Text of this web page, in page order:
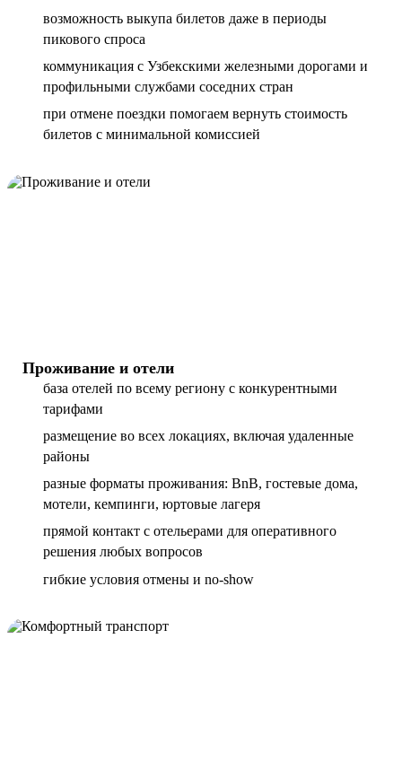
возможность выкупа билетов даже в периоды
пикового спроса
коммуникация с Узбекскими железными дорогами и
профильными службами соседних стран
при отмене поездки помогаем вернуть стоимость
билетов с минимальной комиссией
Проживание и отели
база отелей по всему региону с конкурентными
тарифами
размещение во всех локациях, включая удаленные
районы
разные форматы проживания: BnB, гостевые дома,
мотели, кемпинги, юртовые лагеря
прямой контакт с отельерами для оперативного
решения любых вопросов
гибкие условия отмены и no-show